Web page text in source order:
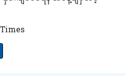
TV YANGON TIMES ရဲ့ နေ့စဉ်သတင်း
TV YANGON TIMES ရဲ့ နေ့